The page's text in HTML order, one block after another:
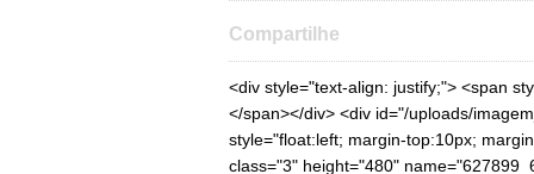
Compartilhe
<div style="text-align: justify;"> <span style="font-size:14px;">&nbsp; &nbsp; &nbsp; &nbsp;&nbsp;</span></div> <div id="/uploads/imagem_arquivo/627899_638359_1614807003017.jpg" style="float:left; margin-top:10px; margin-bottom:5px; width:645px;"> <img alt="Rolam as pedras..." class="3" height="480" name="627899_638359_1614807003017.jpg" src="/uploads/imagem_arquivo/627899_638359_1614807003017.jpg" style="float:left;" title="Rolam as pedras..." width="645" /> <div style="float:left; background:#EEEEEE; width:645px;"> <div style="padding:10px; float:left; font-size:11px; color:#333; line-height:15px;"> Rolam as pedras...</div> </div> </div> <p style="text-align: justify;"> <span style="font-size: 14px; text-align: justify;">&nbsp; &nbsp; &nbsp; &nbsp; Desde o final do s&eacute;culo XX &eacute; muito comum escutar-se que a igualdade vir&aacute; por meio da globaliza&ccedil;&atilde;o, que finalmente chegaremos l&aacute; porque a igualdade ser&aacute; obrigat&oacute;ria impulsionada pela for&ccedil;a de novas tecnologias, que a vida ser&aacute; outra e mil lorotas mais. O que vemos no s&eacute;culo XXI &eacute; um mundo bem mais desigual que antes e a luta natural do dia a dia passou a ser entre os GLOBALIZADOS e os GLOBALIZADORES. As lacunas entre os pa&iacute;ses ficaram mais evidentes gra&ccedil;as a Internet, amea&ccedil;ando aumentar a brecha entre as classes sociais e, quando parecia que os humanos alcan&ccedil;ariam a t&atilde;o desejada unifica&ccedil;&atilde;o global, a esp&eacute;cie ficou dividida em diferentes castas biol&oacute;gicas.</span></p> <div style="text-align: justify;"> <span style="font-size: 14px;">&nbsp; &nbsp; &nbsp; &nbsp; A desigualdade &eacute; uma das coisas mais antigas da hist&oacute;ria da humanidade. Se na Idade da Pedra coletores e ca&ccedil;adores enterravam seus mortos em sepulturas suntuosas, com cerimonias demoradas, com todos os seus pertences consistentes em braceletes, contas, joias, objetos de arte, enquanto que outros membros tinham que conformar-se com covas rasas. Mesmo assim, os coletores e ca&ccedil;adores eram mais igualit&aacute;rios que n&oacute;s e que qualquer outra sociedade porque possu&iacute;am poucas propriedades, pr&eacute;-requisito para uma desigualdade de longo prazo.</span></div> <div style="text-align: justify;"> &nbsp;</div> <div style="text-align: justify;"> <span style="font-size:14px;">&nbsp; &nbsp; &nbsp; &nbsp; Com a revolu&ccedil;&atilde;o agr&iacute;cola a propriedade multiplicou-se e com ela a desigualdade. Quando os humanos conseguiram aumentar a propriedade de terra, animais, ferramentas e plantas, floresceram poderosas castas hier&aacute;rquicas, onde pequenas elites monopolizavam a maior parte das riquezas e do poder de forma heredit&aacute;ria. Os humanos aceitaram essa forma de ser como sendo natural e at&eacute; mesmo proveniente de uma ordem divina. A hierarquia n&atilde;o era apenas uma norma parecia ser o ideal. N&atilde;o existiria ordem sem uma hierarquia clara entre aristocratas e pessoas comuns, entre homens e mulheres, entre pais e filhos? Fil&oacute;sofos, sacerdotes e poetas explicavam que, assim como no corpo humano os membros n&atilde;o s&atilde;o iguais &ndash; a cabe&ccedil;a governa, os p&eacute;s obedecem. Assim tamb&eacute;m deveria ser na sociedade, a igualdade s&oacute; tr&aacute;s o caos.</span></div> <div style="text-align: justify;"> &nbsp;</div> <div style="text-align: justify;"> <span style="font-size:14px;">&nbsp; &nbsp; &nbsp; &nbsp; Aproveito o ensejo para observar que em pleno s&eacute;culo XXI estamos vendo a grande quantidade de homens comuns tendo como final a cova rasa, sem pompas, sem nada de valor, sem sepulturas ostentosas, igual que na Idade da Pedra.</span></div> <div style="text-align: justify;"> &nbsp;</div> <div style="text-align: justify;"> <span style="font-size:14px;">&nbsp; &nbsp; &nbsp; &nbsp; Somente na modernidade a igualdade tornou-se um ideal em quase todas as sociedades humanas. Isso de